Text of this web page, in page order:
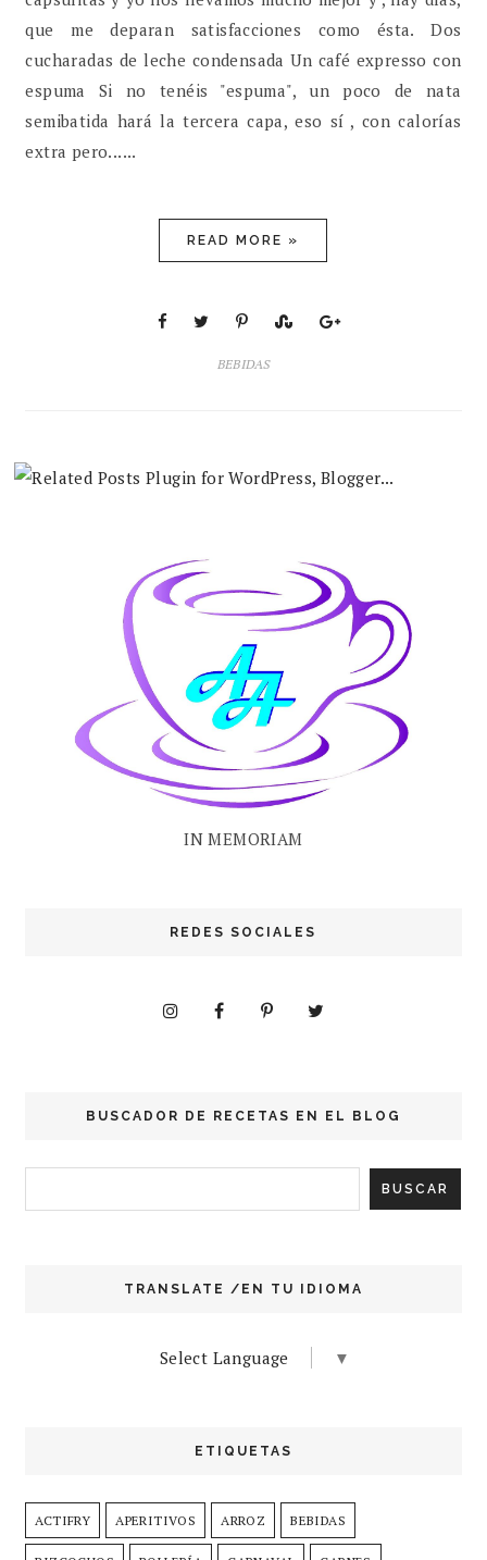
que me deparan satisfacciones como ésta. Dos
cucharadas de leche condensada Un café expresso con
espuma Si no tenéis "espuma", un poco de nata
semibatida hará la tercera capa, eso sí , con calorías
extra pero......
READ MORE »
BEBIDAS
IN MEMORIAM
REDES SOCIALES
BUSCADOR DE RECETAS EN EL BLOG
TRANSLATE /EN TU IDIOMA
Select Language ▼
ETIQUETAS
ACTIFRY APERITIVOS ARROZ BEBIDAS